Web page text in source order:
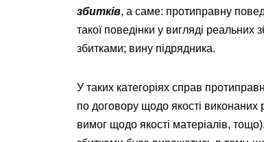
збитків, а саме: протиправну
такої поведінки у вигляді
збитками; вину підрядника.
У таких категоріях справ
по договору щодо якості виконаних
вимог щодо якості матеріалів,